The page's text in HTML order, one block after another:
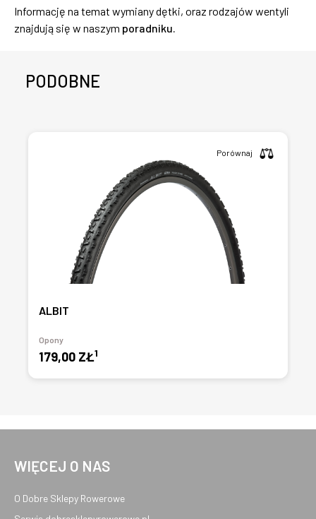
Informację na temat wymiany dętki, oraz rodzajów wentyli
znajdują się w naszym poradniku.
PODOBNE
ALBIT
Opony
179,00 ZŁ1
Porównaj
WIĘCEJ O NAS
O Dobre Sklepy Rowerowe